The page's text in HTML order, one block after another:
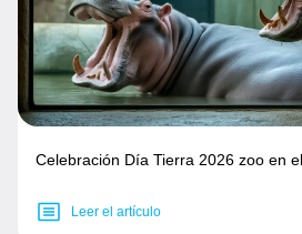
Celebración Día Tierra 2026 zoo en
Leer el artículo